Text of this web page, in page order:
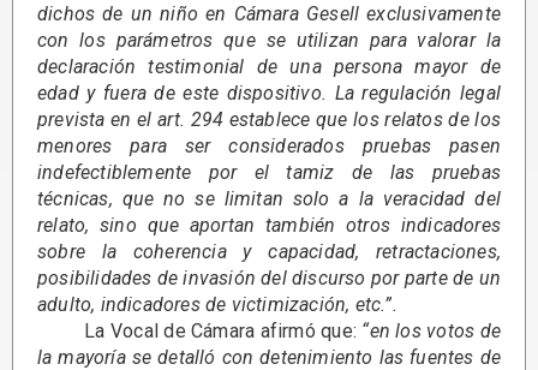
dichos de un niño en Cámara Gesell exclusivamente
con los parámetros que se utilizan para valorar la
declaración testimonial de una persona mayor de
edad y fuera de este dispositivo. La regulación legal
prevista en el art. 294 establece que los relatos de los
menores para ser considerados pruebas pasen
indefectiblemente por el tamiz de las pruebas
técnicas, que no se limitan solo a la veracidad del
relato, sino que aportan también otros indicadores
sobre la coherencia y capacidad, retractaciones,
posibilidades de invasión del discurso por parte de un
adulto, indicadores de victimización, etc.”.
La Vocal de Cámara afirmó que: “en los votos de
la mayoría se detalló con detenimiento las fuentes de